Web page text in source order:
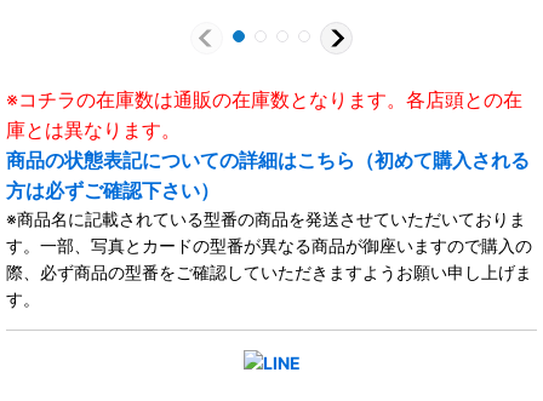
※コチラの在庫数は通販の在庫数となります。各店頭との在
庫とは異なります。
商品の状態表記についての詳細はこちら（初めて購入される
方は必ずご確認下さい）
※商品名に記載されている型番の商品を発送させていただいておりま
す。一部、写真とカードの型番が異なる商品が御座いますので購入の
際、必ず商品の型番をご確認していただきますようお願い申し上げま
す。